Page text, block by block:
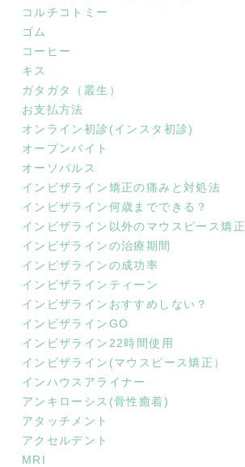
コルチコトミー
ゴム
コーヒー
キス
ガタガタ（叢生）
お支払方法
オンライン初診(インスタ初診)
オープンバイト
オーソパルス
インビザライン矯正の痛みと対処法
インビザライン何歳までできる？
インビザライン以外のマウスピース矯正
インビザラインの治療期間
インビザラインの成功率
インビザラインティーン
インビザラインおすすめしない？
インビザラインGO
インビザライン22時間使用
インビザライン(マウスピース矯正）
インハウスアライナー
アンキローシス(骨性癒着)
アタッチメント
アクセルデント
MRI